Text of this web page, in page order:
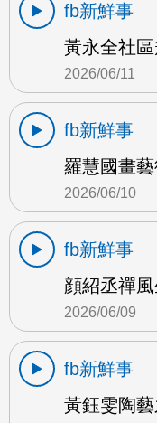
fb新鮮事
黃永全社
2026/06/11
fb新鮮事
羅慧國畫
2026/06/10
fb新鮮事
顔紹丞禪
2026/06/09
fb新鮮事
黃鈺雯陶